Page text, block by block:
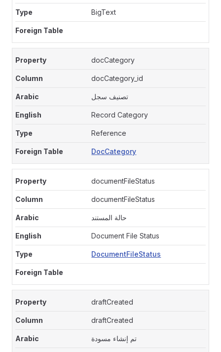
BigText
docCategory
docCategory_id
تصنيف سجل
Record Category
Reference
DocCategory
documentFileStatus
documentFileStatus
حالة المستند
Document File Status
DocumentFileStatus
draftCreated
draftCreated
تم إنشاء مسودة